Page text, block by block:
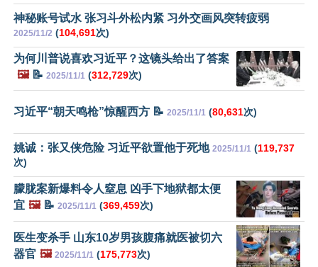
神秘账号试水 张习斗外松内紧 习外交画风突转疲弱
2025/11/2 (104,691次)
为何川普说喜欢习近平？这镜头给出了答案
🖼️📝 2025/11/1 (312,729次)
习近平“朝天鸣枪”惊醒西方 📝 2025/11/1 (80,631次)
姚诚：张又侠危险 习近平欲置他于死地 2025/11/1 (119,737
次)
朦胧案新爆料令人窒息 凶手下地狱都太便
宜 🖼️📝 2025/11/1 (369,459次)
医生变杀手 山东10岁男孩腹痛就医被切六
器官 🖼️ 2025/11/1 (175,773次)